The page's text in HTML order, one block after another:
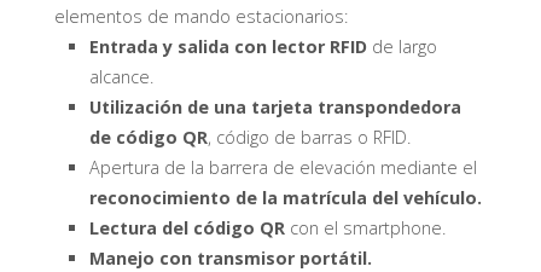
elementos de mando estacionarios:
Entrada y salida con lector RFID de largo
alcance.
Utilización de una tarjeta transpondedora
de código QR, código de barras o RFID.
Apertura de la barrera de elevación mediante el
reconocimiento de la matrícula del vehículo.
Lectura del código QRcon el smartphone.
Manejo con transmisor portátil.